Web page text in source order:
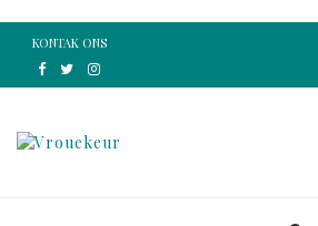
KONTAK ONS